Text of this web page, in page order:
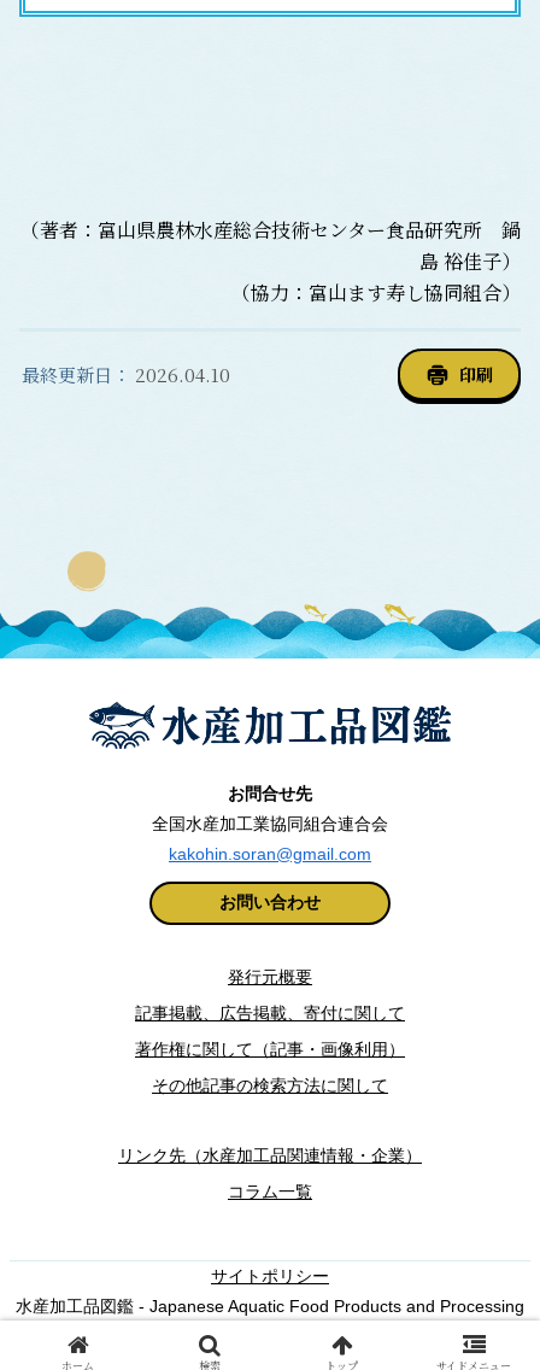
（著者：富山県農林水産総合技術センター食品研究所 鍋
島 裕佳子）
（協力：富山ます寿し協同組合）
最終更新日： 2026.04.10 印刷
お問合せ先
全国水産加工業協同組合連合会
kakohin.soran@gmail.com
お問い合わせ
発行元概要
記事掲載、広告掲載、寄付に関して
著作権に関して（記事・画像利用）
その他記事の検索方法に関して
リンク先（水産加工品関連情報・企業）
コラム一覧
サイトポリシー
水産加工品図鑑 - Japanese Aquatic Food Products and Processing
© 2025, suisankakohin.zukan
ホーム 検索 トップ サイドメニュー